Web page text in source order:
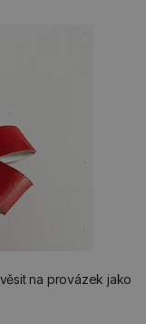
na provázek jako